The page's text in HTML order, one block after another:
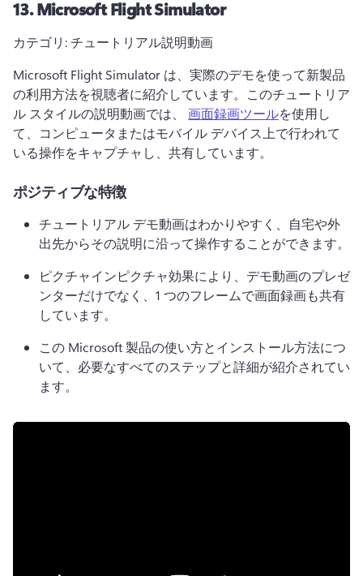
13.Microsoft Flight Simulator
カテゴリ: チュートリアル説明動画
Microsoft Flight Simulator は、実際のデモを使って新製品
の利用方法を視聴者に紹介しています。 このチュートリア
ル スタイルの説明動画では、 画面録画ツールを使用し
て、コンピュータまたはモバイル デバイス上で行われて
いる操作をキャプチャし、共有しています。
ポジティブな特徴
チュートリアル デモ動画はわかりやすく、自宅や外
出先からその説明に沿って操作することができます。
ピクチャインピクチャ効果により、デモ動画のプレゼ
ンターだけでなく、1 つのフレームで画面録画も共有
しています。
この Microsoft 製品の使い方とインストール方法につ
いて、必要なすべてのステップと詳細が紹介されてい
ます。